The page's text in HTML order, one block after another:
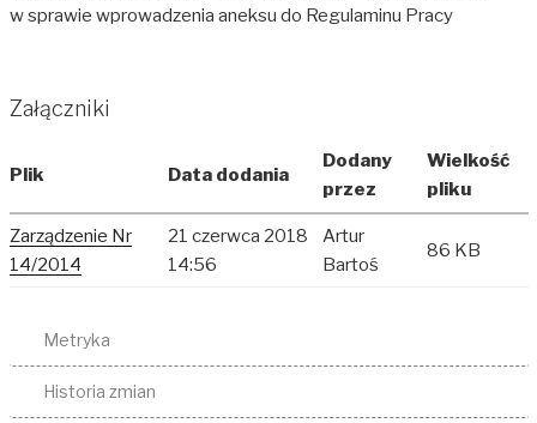
w sprawie wprowadzenia aneksu do Regulaminu Pracy
Załączniki
Plik Data dodania
Dodany
przez
Wielkość
pliku
Zarządzenie Nr
14/2014
21 czerwca 2018
14:56
Artur
Bartoś
86 KB
Metryka
Historia zmian